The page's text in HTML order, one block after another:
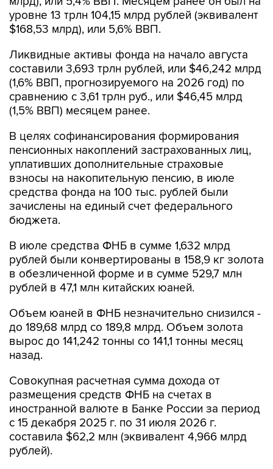
уровне 13 трлн 104,15 млрд рублей (эквивалент
$168,53 млрд), или 5,6% ВВП.
Ликвидные активы фонда на начало августа
составили 3,693 трлн рублей, или $46,242 млрд
(1,6% ВВП, прогнозируемого на 2026 год) по
сравнению с 3,61 трлн руб., или $46,45 млрд
(1,5% ВВП) месяцем ранее.
В целях софинансирования формирования
пенсионных накоплений застрахованных лиц,
уплативших дополнительные страховые
взносы на накопительную пенсию, в июле
средства фонда на 100 тыс. рублей были
зачислены на единый счет федерального
бюджета.
В июле средства ФНБ в сумме 1,632 млрд
рублей были конвертированы в 158,9 кг золота
в обезличенной форме и в сумме 529,7 млн
рублей в 47,1 млн китайских юаней.
Объем юаней в ФНБ незначительно снизился -
до 189,68 млрд со 189,8 млрд. Объем золота
вырос до 141,242 тонны со 141,1 тонны месяц
назад.
Совокупная расчетная сумма дохода от
размещения средств ФНБ на счетах в
иностранной валюте в Банке России за период
с 15 декабря 2025 г. по 31 июля 2026 г.
составила $62,2 млн (эквивалент 4,966 млрд
рублей).